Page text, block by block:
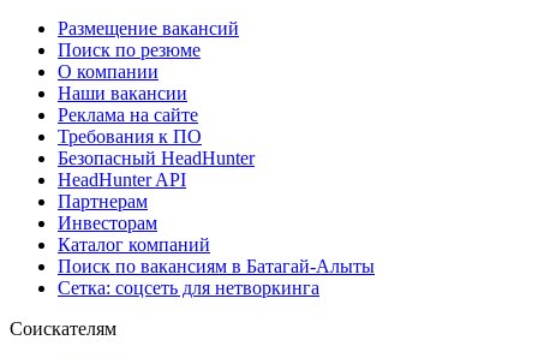
Размещение вакансий
Поиск по резюме
О компании
Наши вакансии
Реклама на сайте
Требования к ПО
Безопасный HeadHunter
HeadHunter API
Партнерам
Инвесторам
Каталог компаний
Поиск по вакансиям в Батагай-Алыты
Сетка: соцсеть для нетворкинга
Соискателям